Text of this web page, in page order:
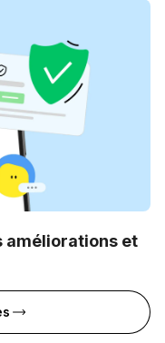
améliorations et